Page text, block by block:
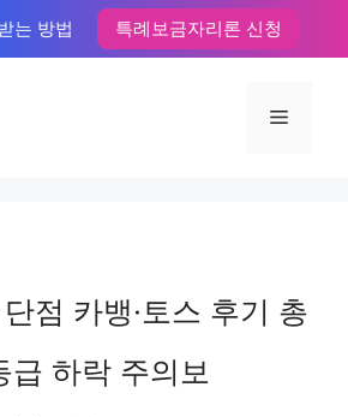
는 방법 특례보금자리론 신청
메
점 카뱅·토스 후기 총
급 하락 주의보